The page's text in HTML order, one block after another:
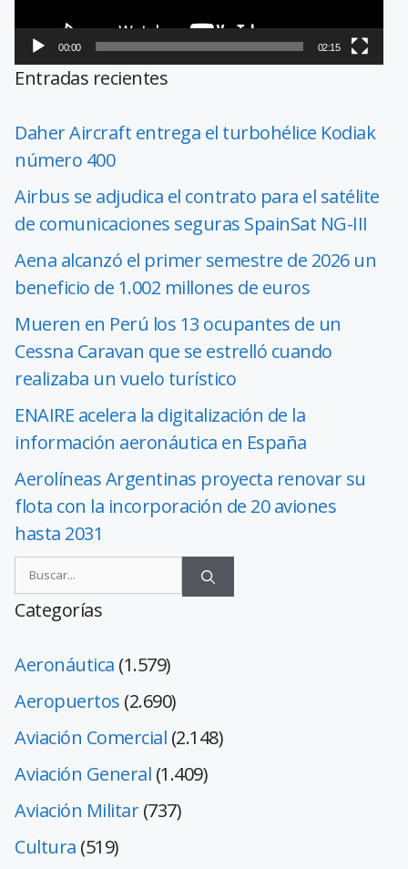
00:00 02:15
Entradas recientes
Daher Aircraft entrega el turbohélice Kodiak
número 400
Airbus se adjudica el contrato para el satélite
de comunicaciones seguras SpainSat NG-III
Aena alcanzó el primer semestre de 2026 un
beneficio de 1.002 millones de euros
Mueren en Perú los 13 ocupantes de un
Cessna Caravan que se estrelló cuando
realizaba un vuelo turístico
ENAIRE acelera la digitalización de la
información aeronáutica en España
Aerolíneas Argentinas proyecta renovar su
flota con la incorporación de 20 aviones
hasta 2031
Categorías
Aeronáutica (1.579)
Aeropuertos (2.690)
Aviación Comercial (2.148)
Aviación General (1.409)
Aviación Militar(737)
Cultura (519)